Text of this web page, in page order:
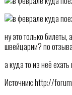
ну это только
швейцарии? по
а куда то из неё
Источник: http://